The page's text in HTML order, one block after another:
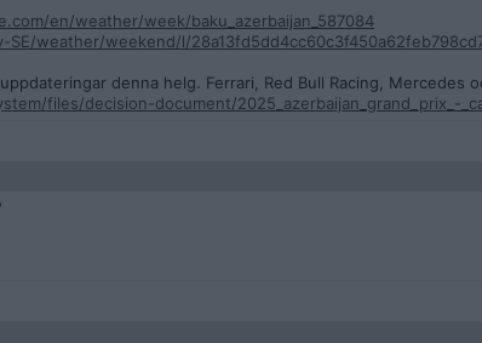
en/weather/week/baku_azerbaijan_587084
weather/weekend/l/
denna helg. Ferrari, Red Bull Racing, Mercedes
files/decision-document/2025_azerbaijan_grand_prix_-